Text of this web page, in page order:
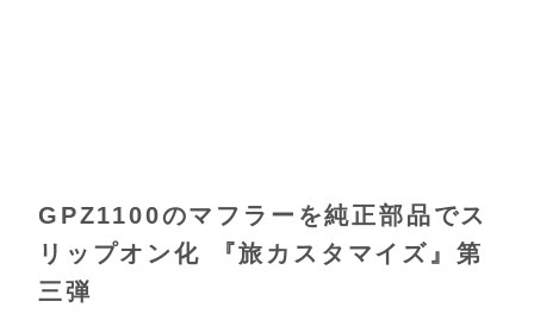
GPZ1100のマフラーを純正部品でス
リップオン化 『旅カスタマイズ』第
三弾